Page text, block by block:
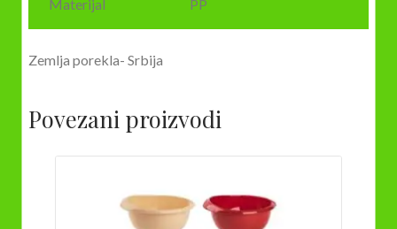
Materijal PP
Zemlja porekla- Srbija
Povezani proizvodi